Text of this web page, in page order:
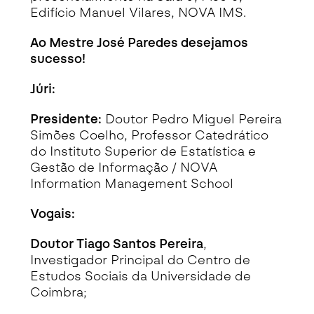
Edifício Manuel Vilares, NOVA IMS.
Ao Mestre José Paredes desejamos
sucesso!
Júri:
Presidente: Doutor Pedro Miguel Pereira
Simões Coelho, Professor Catedrático
do Instituto Superior de Estatística e
Gestão de Informação / NOVA
Information Management School
Vogais:
Doutor Tiago Santos Pereira,
Investigador Principal do Centro de
Estudos Sociais da Universidade de
Coimbra;